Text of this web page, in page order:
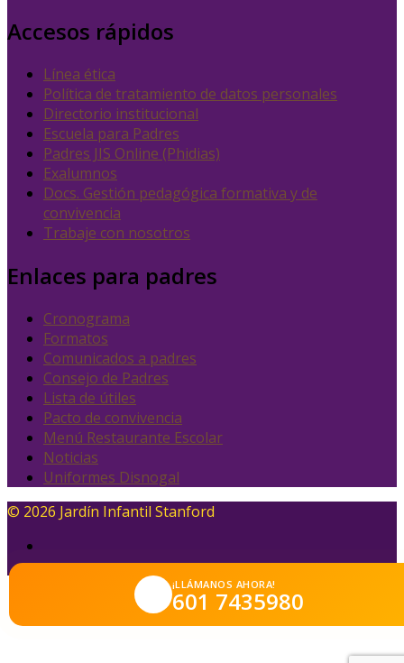
Accesos rápidos
Línea ética
Política de tratamiento de datos personales
Directorio institucional
Escuela para Padres
Padres JIS Online (Phidias)
Exalumnos
Docs. Gestión pedagógica formativa y de
convivencia
Trabaje con nosotros
Enlaces para padres
Cronograma
Formatos
Comunicados a padres
Consejo de Padres
Lista de útiles
Pacto de convivencia
Menú Restaurante Escolar
Noticias
Uniformes Disnogal
© 2026 Jardín Infantil Stanford
¡LLÁMANOS AHORA!
601 7435980